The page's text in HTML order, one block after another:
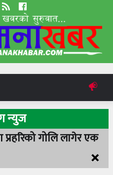
न्युज
गोलि लागेर एक
×